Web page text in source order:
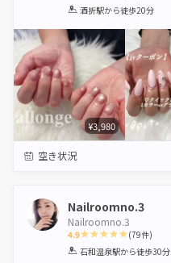
1 2 3 4 5
酒折駅から徒歩20分
¥3,980
空き状況
Nailroomno.3
Nailroomno.3
4.9
1 2 3 4 5
(79件)
石和温泉駅から徒歩30分